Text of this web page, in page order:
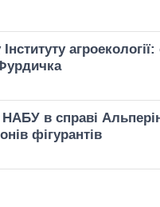
НАБУ в справі
фігурантів